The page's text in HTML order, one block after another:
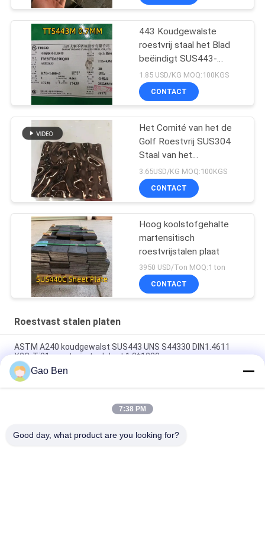
443 Koudgewalste
roestvrij staal het Blad
beëindigt SUS443-
Borstel beëindigt Inox-
Blad
1.85 USD/KG MOQ:100KGS
CONTACT
Het Comité van het de
Golf Roestvrij SUS304
Staal van het
decoratiewater
Opgepoetst Bladzilver
3.65USD/KG MOQ:100KGS
CONTACT
Hoog koolstofgehalte
martensitisch
roestvrijstalen plaat
3950 USD/Ton MOQ:1 ton
CONTACT
Roestvast stalen platen
ASTM A240 koudgewalst SUS443 UNS S44330 DIN1.4611
X2CrTi21 roestvrij staalplaat 1.2*1220mm
ASTM A240 AISI 309S X12CrNi23-13 Koudgewalst roestvrij
staalplaat 1.5*1219*2438MM 2B Oppervlak
ASTM AISI 309S S30908 / EN 1.4833 Koudgewalst roestvrij
Gao Ben
7:38 PM
Good day, what product are you looking for?